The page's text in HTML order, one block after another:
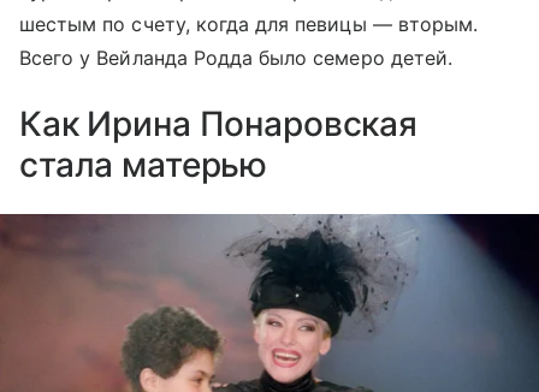
шестым по счету, когда для певицы — вторым.
Всего у Вейланда Родда было семеро детей.
Как Ирина Понаровская
стала матерью